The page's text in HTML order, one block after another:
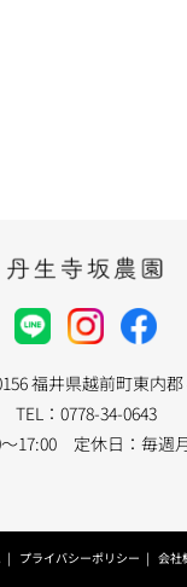
福井県越前町東内郡
TEL：0778-34-0643
17:00 定休日：毎週
プライバシーポリシー 会社